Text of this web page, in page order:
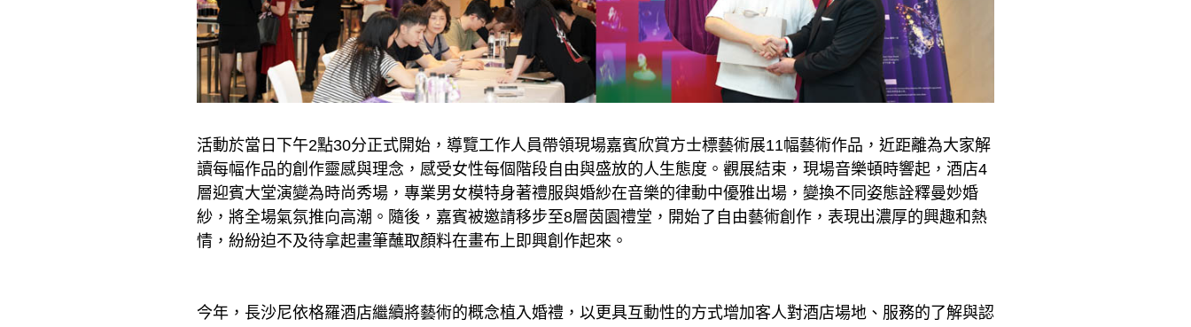
活動於當日下午2點30分正式開始，導覽工作人員帶領現場嘉賓欣賞方士標藝術展11幅藝術作品，近距離為大家解
讀每幅作品的創作靈感與理念，感受女性每個階段自由與盛放的人生態度。觀展結束，現場音樂頓時響起，酒店4
層迎賓大堂演變為時尚秀場，專業男女模特身著禮服與婚紗在音樂的律動中優雅出場，變換不同姿態詮釋曼妙婚
紗，將全場氣氛推向高潮。隨後，嘉賓被邀請移步至8層茵園禮堂，開始了自由藝術創作，表現出濃厚的興趣和熱
情，紛紛迫不及待拿起畫筆蘸取顏料在畫布上即興創作起來。
今年，長沙尼依格羅酒店繼續將藝術的概念植入婚禮，以更具互動性的方式增加客人對酒店場地、服務的了解與認